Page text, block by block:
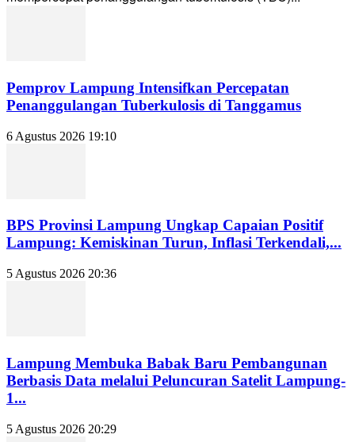
Pemprov Lampung Intensifkan Percepatan
Penanggulangan Tuberkulosis di Tanggamus
6 Agustus 2026 19:10
BPS Provinsi Lampung Ungkap Capaian Positif
Lampung: Kemiskinan Turun, Inflasi Terkendali,...
5 Agustus 2026 20:36
Lampung Membuka Babak Baru Pembangunan
Berbasis Data melalui Peluncuran Satelit Lampung-
1...
5 Agustus 2026 20:29